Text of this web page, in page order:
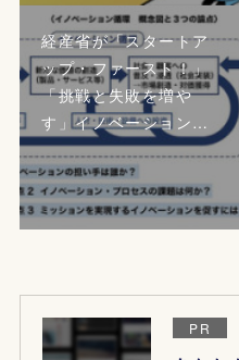
経産省が「スタートア
ップ・ファースト！」
「挑戦と失敗を増や
す」イノベーション…
PR